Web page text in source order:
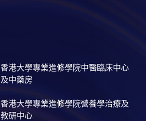
香港大學專業進修學院中醫臨床中心
及中藥房
香港大學專業進修學院營養學治療及
教研中心